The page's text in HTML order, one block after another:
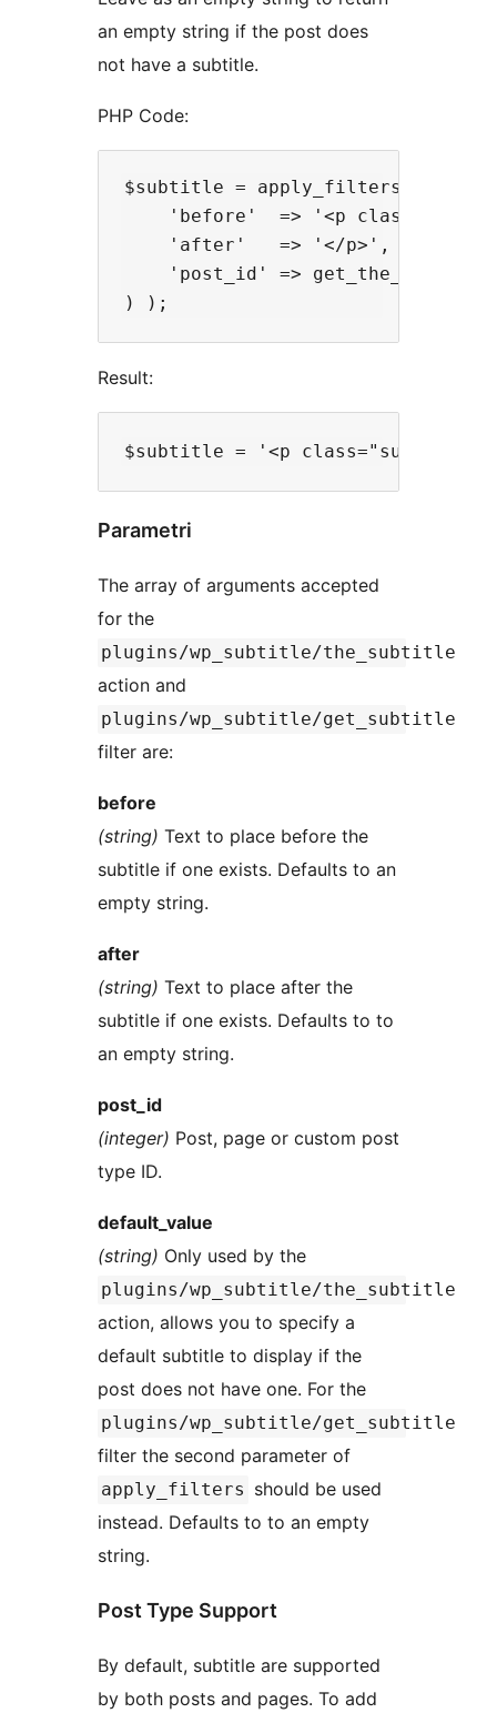
an empty string if the post does
not have a subtitle.
PHP Code:
$subtitle = apply_filters(
'before'  => '<p
    'after'   => '</p>',
    'post_id' => get_the_ID()
Result:
Parametri
The array of arguments accepted
for the
plugins/wp_subtitle/the_subtitle
action and
plugins/wp_subtitle/get_subtitle
filter are:
before
(string) Text to place before the
subtitle if one exists. Defaults to an
empty string.
after
(string) Text to place after the
subtitle if one exists. Defaults to to
an empty string.
post_id
(integer) Post, page or custom post
type ID.
default_value
(string) Only used by the
plugins/wp_subtitle/the_subtitle
action, allows you to specify a
default subtitle to display if the
post does not have one. For the
plugins/wp_subtitle/get_subtitle
filter the second parameter of
apply_filters should be used
instead. Defaults to to an empty
string.
Post Type Support
By default, subtitle are supported
by both posts and pages. To add